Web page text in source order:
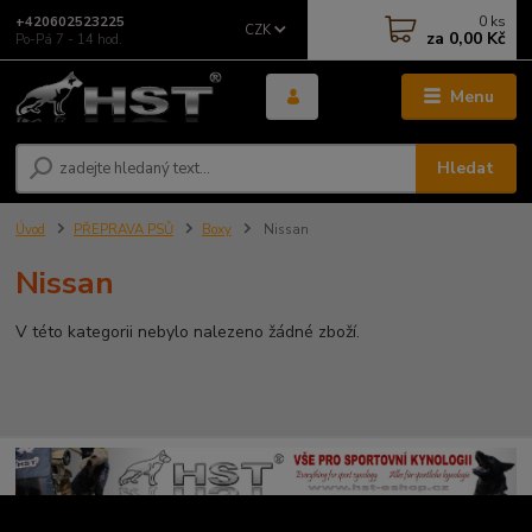
Menu
CZK
Hledat
+420602523225
Po-Pá 7 - 14 hod.
0 ks
za 0,00 Kč
Úvod PŘEPRAVA PSŮ Boxy Nissan
Nissan
V této kategorii nebylo nalezeno žádné zboží.